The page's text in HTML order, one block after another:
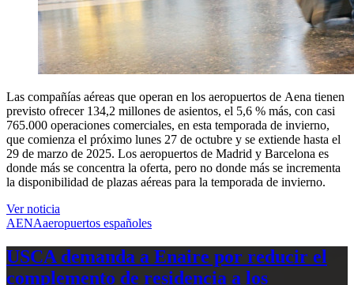
Las compañías aéreas que operan en los aeropuertos de Aena tienen
previsto ofrecer 134,2 millones de asientos, el 5,6 % más, con casi
765.000 operaciones comerciales, en esta temporada de invierno,
que comienza el próximo lunes 27 de octubre y se extiende hasta el
29 de marzo de 2025. Los aeropuertos de Madrid y Barcelona es
donde más se concentra la oferta, pero no donde más se incrementa
la disponibilidad de plazas aéreas para la temporada de invierno.
Ver noticia
AENAaeropuertos españoles
USCA demanda a Enaire por reducir el
complemento de residencia a los